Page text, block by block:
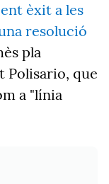
èxit a les
resolució
pla
Polisario, que
a "línia